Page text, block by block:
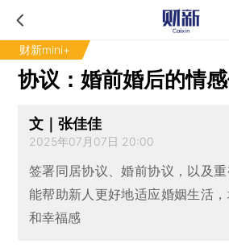
财新mini+
协议：婚前婚后的情
文｜张佳佳
2025年07月07日 20:00
签署同居协议、婚前协议，以及重
能帮助新人更好地适应婚姻生活
和幸福感